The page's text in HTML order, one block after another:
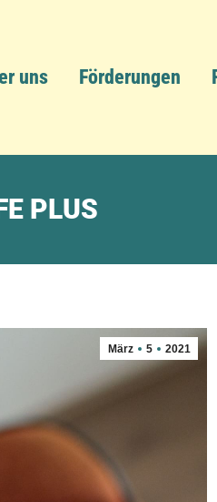
uns Förderungen
PLUS
März 5 2021